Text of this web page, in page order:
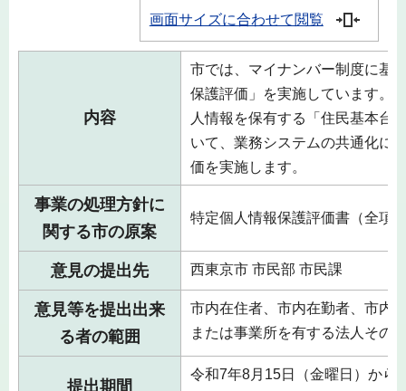
画面サイズに合わせて閲覧
内容
市では、マイナンバー制度に基
保護評価」を実施しています。
人情報を保有する「住民基本台
いて、業務システムの共通化に
価を実施します。
事業の処理方針に
関する市の原案
特定個人情報保護評価書（全項
意見の提出先 西東京市 市民部 市民課
意見等を提出出来
る者の範囲
市内在住者、市内在勤者、市内
または事業所を有する法人その
提出期間
令和7年8月15日（金曜日）から